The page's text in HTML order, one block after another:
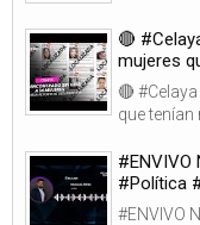
🔴
mujeres
🔴
que
#Política
#ENVIVO